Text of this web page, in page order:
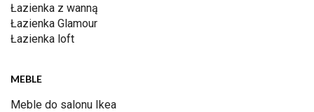
Łazienka z wanną
Łazienka Glamour
Łazienka loft
MEBLE
Meble do salonu Ikea